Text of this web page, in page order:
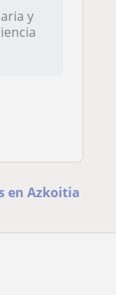
y
en Azkoitia